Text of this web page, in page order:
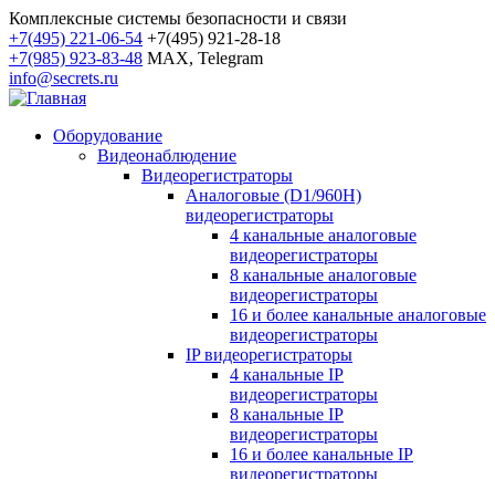
Комплексные системы безопасности и связи
+7(495) 221-06-54 +7(495) 921-28-18
+7(985) 923-83-48 MAX, Telegram
info@secrets.ru
Оборудование
Видеонаблюдение
Видеорегистраторы
Аналоговые (D1/960H)
видеорегистраторы
4 канальные аналоговые
видеорегистраторы
8 канальные аналоговые
видеорегистраторы
16 и более канальные аналоговые
видеорегистраторы
IP видеорегистраторы
4 канальные IP
видеорегистраторы
8 канальные IP
видеорегистраторы
16 и более канальные IP
видеорегистраторы